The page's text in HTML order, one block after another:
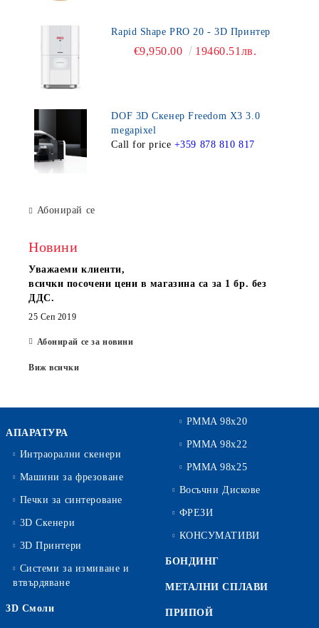
Rapid Shape PRO 20 - 3D Принтер
€9,950.00 19460.51лв.
DOF 3D Скенер Freedom X3 3.0
megapixel
Call for price +359 878 810 817
Абонирай се
Новини
Уважаеми клиенти,
всички посочени цени в магазина са за 1 бр. без
ДДС.
25 Сеп 2019
Абонирай се за новини
Виж всички
АПАРАТУРА
Интраорални скенери
Машини за фрезоване
Печки за синтероване
3D Скенери
3D Принтери
Системи за измиване и
втвърдяване
3D Смоли
PMMA 98x20
PMMA 98x22
PMMA 98x25
Восъчни Дискове
ФРЕЗИ
КОНСУМАТИВИ
БОНДИНГ
МЕТАЛНИ СПЛАВИ
ПРИПОЙ